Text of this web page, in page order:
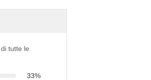
tutte le
33%